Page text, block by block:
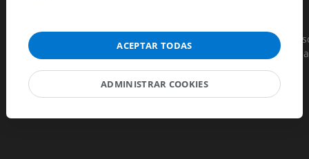
Albert HB, Manniche C. : "Modic changes following lumbar
herniation.". I Eur Spine J. 2007 Jul;16(7):977-82. Epub 2007
ACEPTAR TODAS
ADMINISTRAR COOKIES